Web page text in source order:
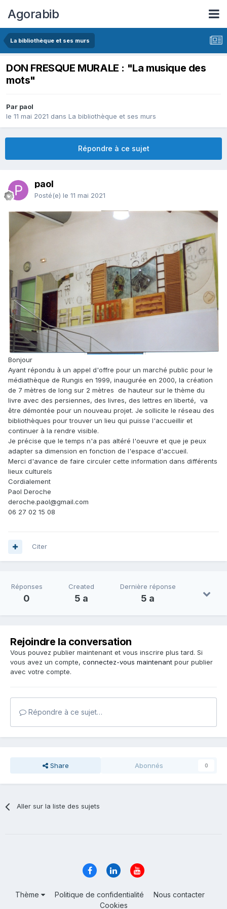
Agorabib
La bibliothèque et ses murs
DON FRESQUE MURALE : "La musique des
mots"
Par paol
le 11 mai 2021 dans La bibliothèque et ses murs
Répondre à ce sujet
paol
Posté(e) le 11 mai 2021
Bonjour
Ayant répondu à un appel d'offre pour un marché public pour le
médiathèque de Rungis en 1999, inaugurée en 2000, la création
de 7 mètres de long sur 2 mètres de hauteur sur le thème du
livre avec des persiennes, des livres, des lettres en liberté, va
être démontée pour un nouveau projet. Je sollicite le réseau des
bibliothèques pour trouver un lieu qui puisse l'accueillir et
continuer à la rendre visible.
Je précise que le temps n'a pas altéré l'oeuvre et que je peux
adapter sa dimension en fonction de l'espace d'accueil.
Merci d'avance de faire circuler cette information dans différents
lieux culturels
Cordialement
Paol Deroche
deroche.paol@gmail.com
06 27 02 15 08
Citer
Réponses
0
Created
5 a
Dernière réponse
5 a
Rejoindre la conversation
Vous pouvez publier maintenant et vous inscrire plus tard. Si
vous avez un compte, connectez-vous maintenant pour publier
avec votre compte.
Répondre à ce sujet…
Share Abonnés 0
Aller sur la liste des sujets
Thème Politique de confidentialité
Nous contacter
Cookies